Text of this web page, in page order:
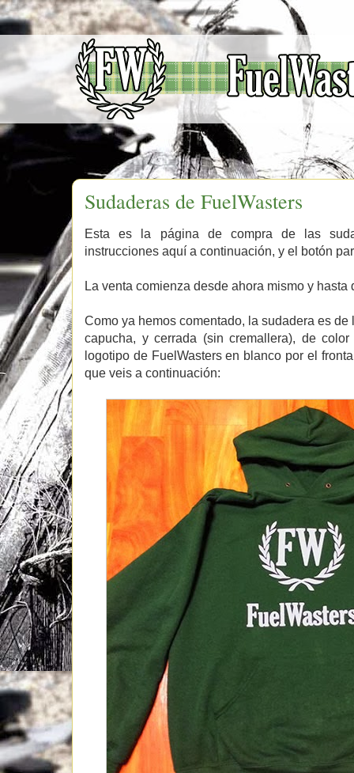
Sudaderas de FuelWasters
Esta es la página de compra de las
instrucciones aquí a continuación, y el botón
La venta comienza desde ahora mismo y
Como ya hemos comentado, la sudadera es de
capucha, y cerrada (sin cremallera), de
logotipo de FuelWasters en blanco por el
que veis a continuación: